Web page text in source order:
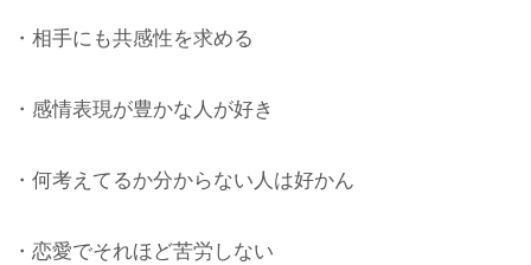
・相手にも共感性を求める
・感情表現が豊かな人が好き
・何考えてるか分からない人は好かん
・恋愛でそれほど苦労しない